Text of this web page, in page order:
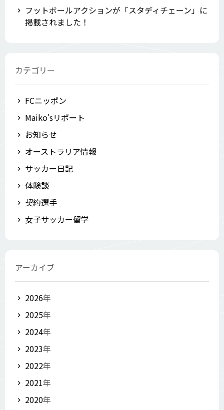
フットボールアクションが「スタディチェーン」に
掲載されました！
カテゴリー
FCニッポン
Maiko'sリポート
お知らせ
オーストラリア情報
サッカー日記
体験談
契約選手
女子サッカー留学
アーカイブ
2026年
2025年
2024年
2023年
2022年
2021年
2020年